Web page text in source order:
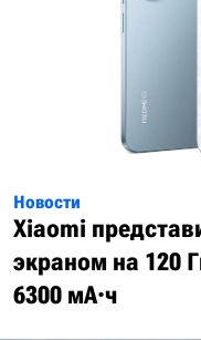
Новости
Xiaomi
экраном на 120
6300 мА·ч